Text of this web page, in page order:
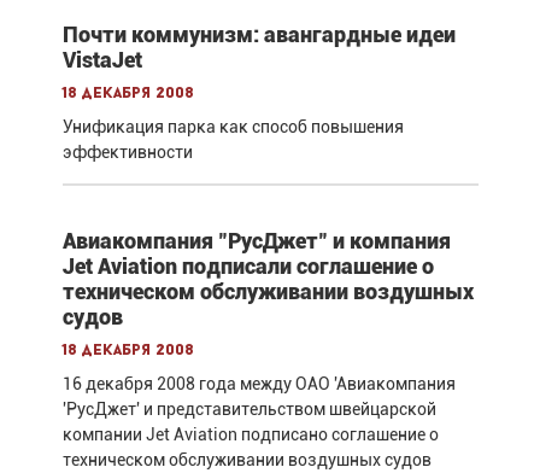
Почти коммунизм: авангардные идеи
VistaJet
18 декабря 2008
Унификация парка как способ повышения
эффективности
Авиакомпания "РусДжет" и компания
Jet Aviation подписали соглашение о
техническом обслуживании воздушных
судов
18 декабря 2008
16 декабря 2008 года между ОАО 'Авиакомпания
'РусДжет' и представительством швейцарской
компании Jet Aviation подписано соглашение о
техническом обслуживании воздушных судов